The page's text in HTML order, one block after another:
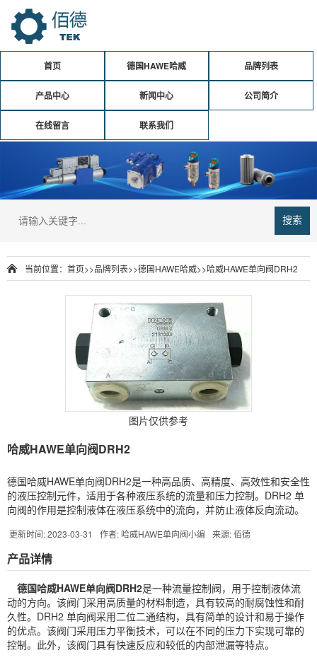
首页 德国HAWE哈威 品牌列表
产品中心 新闻中心 公司简介
在线留言 联系我们
搜索
当前位置： 首页>>品牌列表>>德国HAWE哈威>>哈威HAWE单向阀DRH2
图片仅供参考
哈威HAWE单向阀DRH2
德国哈威HAWE单向阀DRH2是一种高品质、高精度、高效性和安全性
的液压控制元件，适用于各种液压系统的流量和压力控制。DRH2 单
向阀的作用是控制液体在液压系统中的流向，并防止液体反向流动。
更新时间: 2023-03-31 作者: 哈威HAWE单向阀小编 来源: 佰德
产品详情
德国哈威HAWE单向阀DRH2是一种流量控制阀，用于控制液体流
动的方向。该阀门采用高质量的材料制造，具有较高的耐腐蚀性和耐
久性。DRH2 单向阀采用二位二通结构，具有简单的设计和易于操作
的优点。该阀门采用压力平衡技术，可以在不同的压力下实现可靠的
控制。此外，该阀门具有快速反应和较低的内部泄漏等特点。